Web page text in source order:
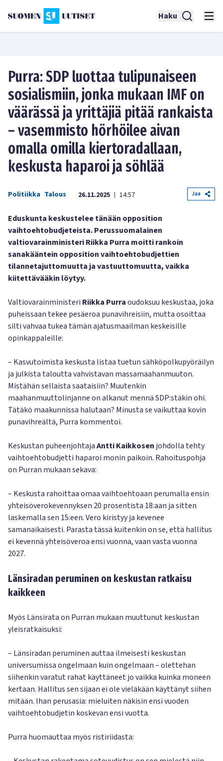
Haku
Purra: SDP luottaa tulipunaiseen
sosialismiin, jonka mukaan IMF on
väärässä ja yrittäjiä pitää rankaista
– vasemmisto hörhöilee aivan
omalla omilla kiertoradallaan,
keskusta haparoi ja söhlää
Politiikka Talous 26.11.2025 | 14:57 Jaa
Eduskunta keskustelee tänään opposition
vaihtoehtobudjeteista. Perussuomalainen
valtiovarainministeri Riikka Purra moitti rankoin
sanakääntein opposition vaihtoehtobudjettien
tilannetajuttomuutta ja vastuuttomuutta, vaikka
kiitettävääkin löytyy.
Valtiovarainministeri Riikka Purraoudoksuu keskustaa, joka
puheissaan tekee pesäeroa punavihreisiin, mutta osoittaa
silti vahvaa tukea tämän ajatusmaailman keskeisille
opinkappaleille:
– Kasvutoimista keskusta listaa tuetun sähköpolkupyöräilyn
ja julkista taloutta vahvistavan massamaahanmuuton.
Mistähän sellaista saataisiin? Muutenkin
maahanmuuttolinjanne on alkanut mennä SDP:stäkin ohi.
Tätäkö maakunnissa halutaan? Minusta se vaikuttaa kovin
punavihreältä, Purra kommentoi.
Keskustan puheenjohtajaAntti Kaikkosen johdolla tehty
vaihtoehtobudjetti haparoi monin paikoin. Rahoituspohja
on Purran mukaan sekava:
– Keskusta rahoittaa omaa vaihtoehtoaan perumalla ensin
yhteisöverokevennyksen 20 prosentista 18:aan ja sitten
laskemalla sen 15:een. Vero kiristyy ja kevenee
samanaikaisesti. Parasta tässä kuitenkin on se, että hallitus
ei kevennä yhteisöveroa ensi vuonna, vaan vasta vuonna
2027.
Länsiradan peruminen on keskustan ratkaisu
kaikkeen
Myös Länsirata on Purran mukaan muuttunut keskustan
yleisratkaisuksi:
– Länsiradan peruminen auttaa ilmeisesti keskustan
universumissa ongelmaan kuin ongelmaan – olettehan
siihenkin varatut rahat käyttäneet jo vaikka kuinka moneen
kertaan. Hallitus sen sijaan ei ole vieläkään käyttänyt siihen
mitään. Ihan perusasia: mieluiten näkisin ensi vuoden
vaihtoehtobudjetin koskevan ensi vuotta.
Purra huomauttaa myös ristiriidasta: